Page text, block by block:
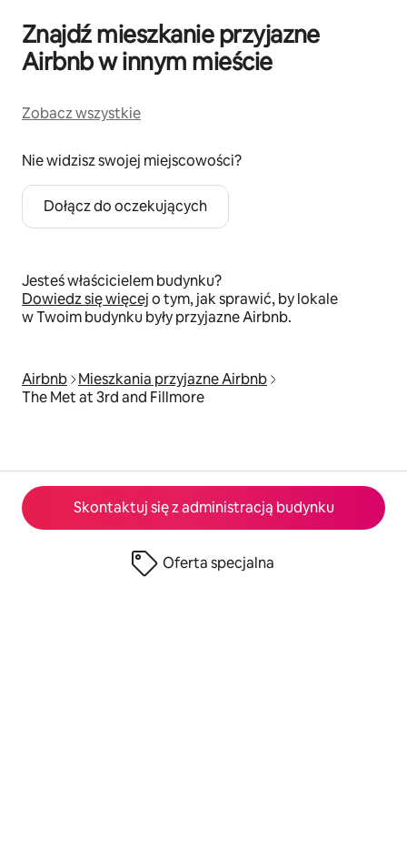
Skontaktuj się z administracją budynku
Oferta specjalna
Znajdź mieszkanie przyjazne
Airbnb w innym mieście
Zobacz wszystkie
Nie widzisz swojej miejscowości?
Dołącz do oczekujących
Jesteś właścicielem budynku?
Dowiedz się więcejo tym, jak sprawić, by lokale
w Twoim budynku były przyjazne Airbnb.
Airbnb
Mieszkania przyjazne Airbnb
The Met at 3rd and Fillmore